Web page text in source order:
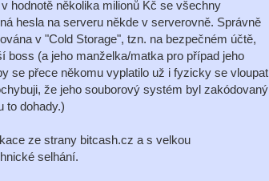
hodnotě několika milionů Kč se všechny
hesla na serveru někde v serverovně. Správně
v "Cold Storage", tzn. na bezpečném účtě,
boss (a jeho manželka/matka pro případ jeho
se přece někomu vyplatilo už i fyzicky se vloupat
že jeho souborový systém byl zakódovaný
to dohady.)
ze strany bitcash.cz a s velkou
selhání.